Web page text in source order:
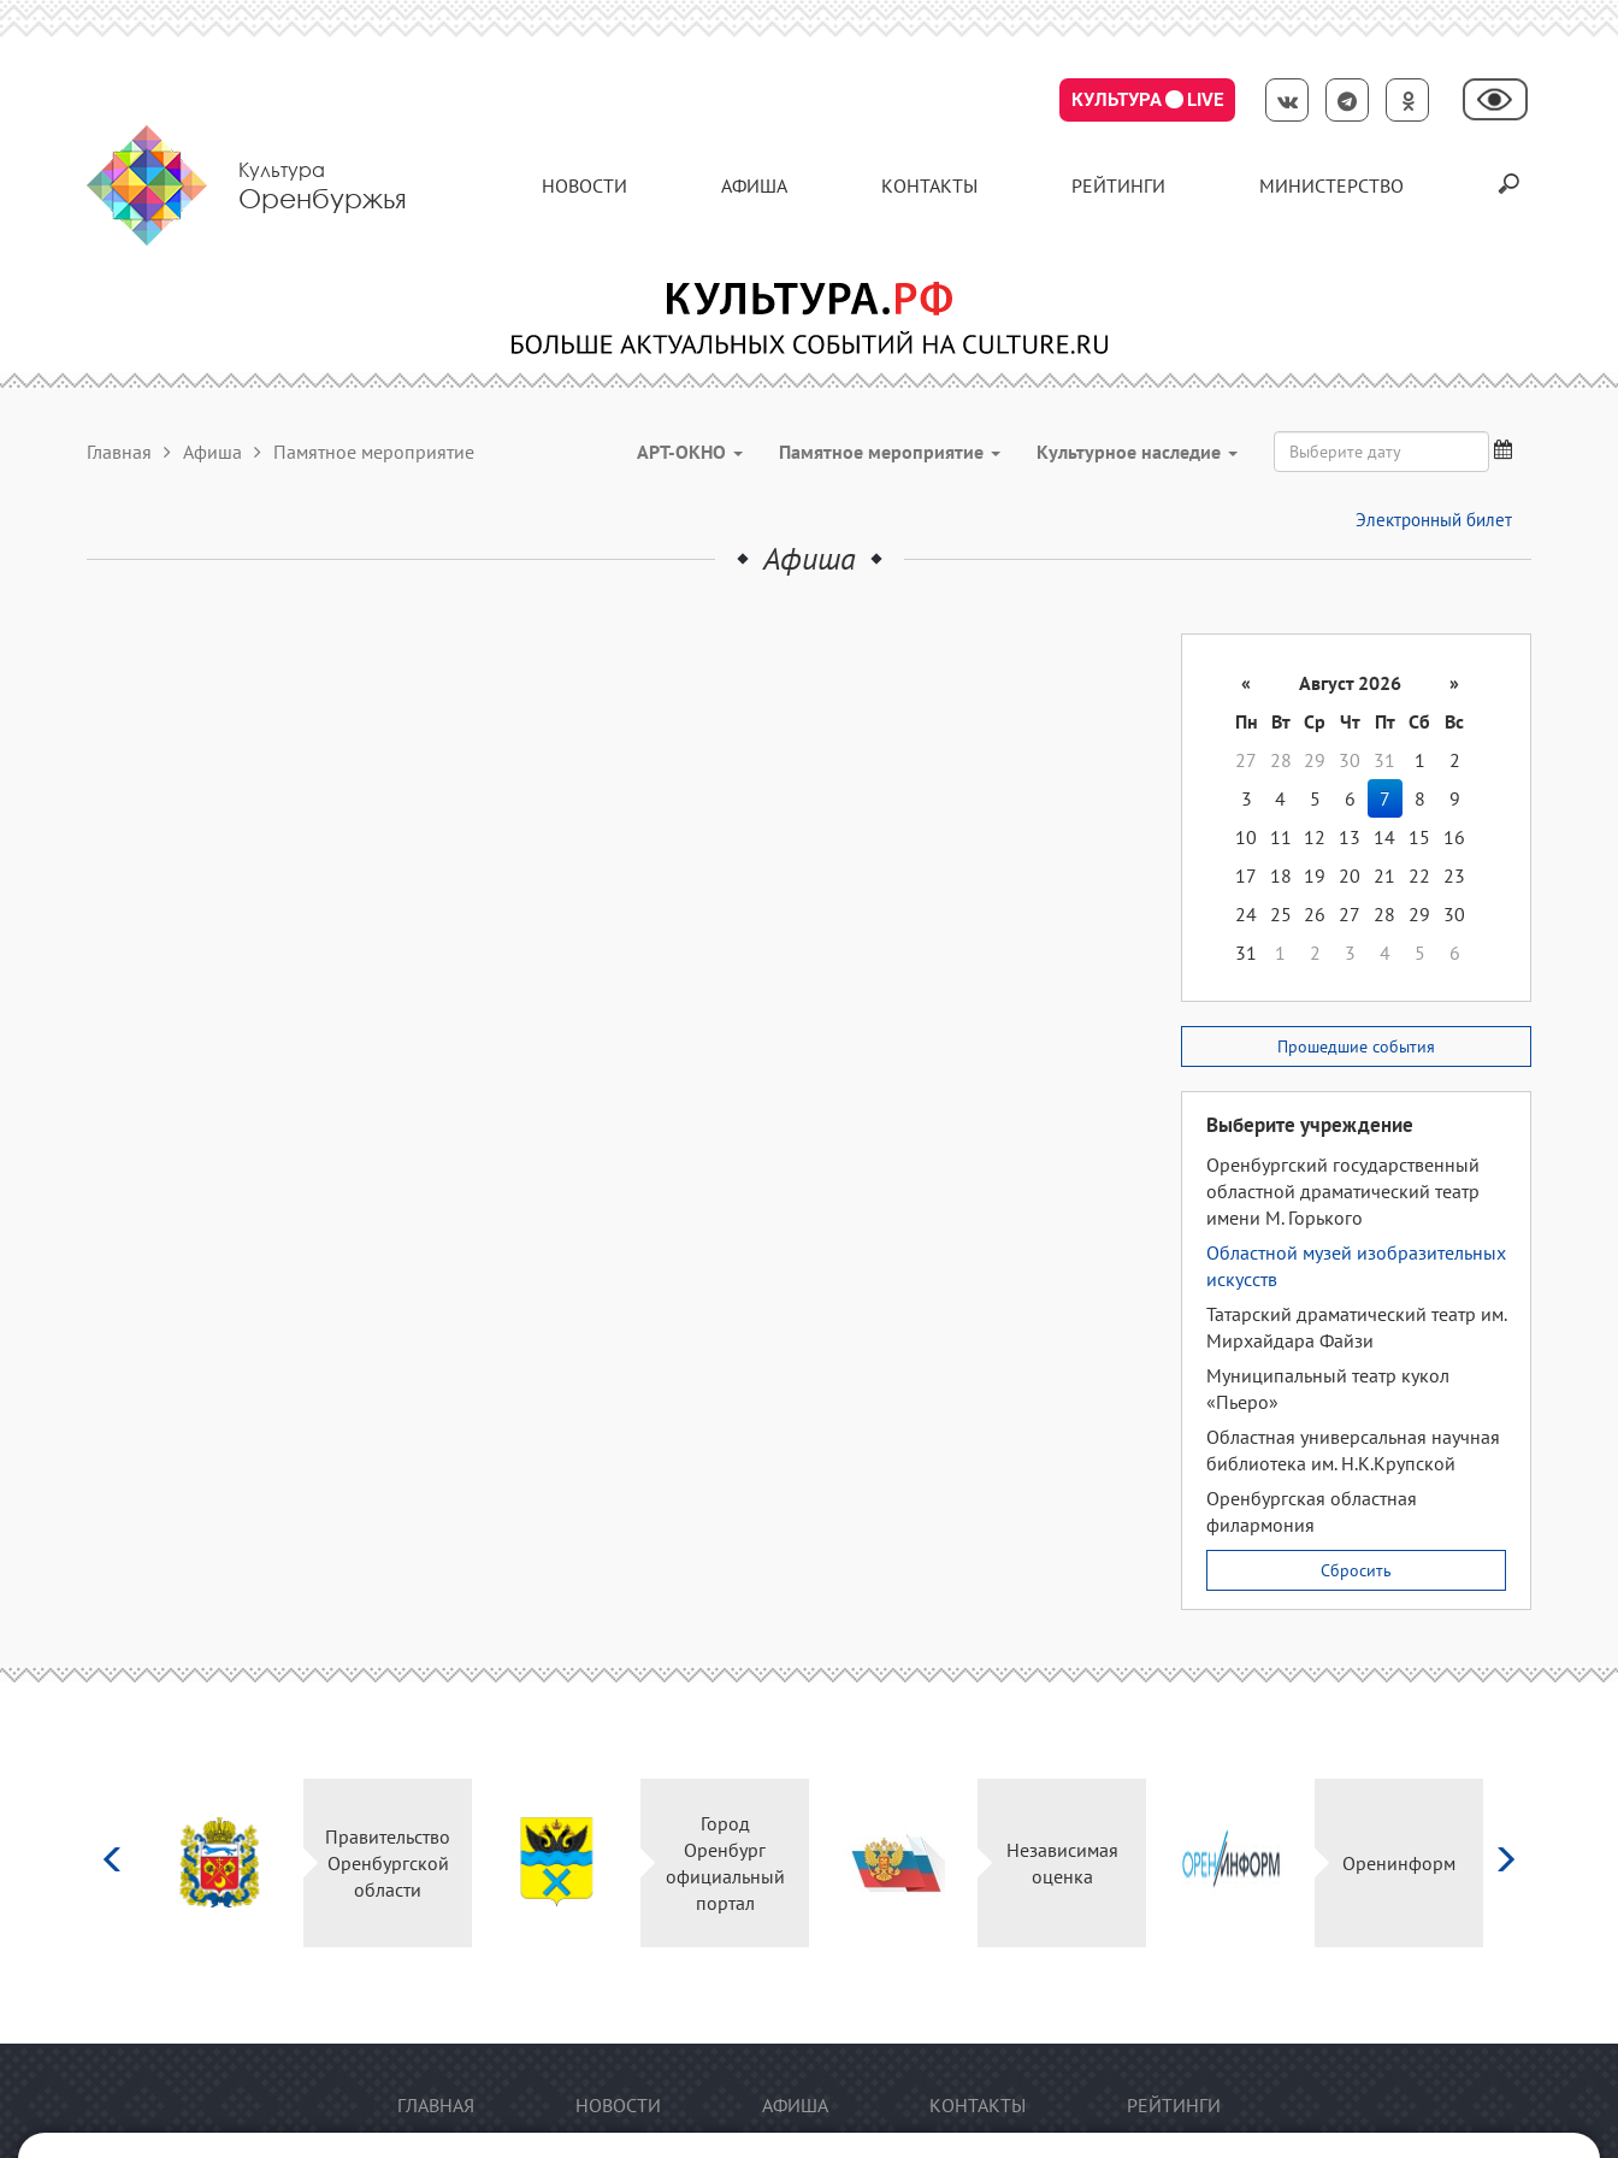
КУЛЬТУРА LIVE
Культура
Оренбуржья НОВОСТИ АФИША КОНТАКТЫ РЕЙТИНГИ МИНИСТЕРСТВО
Главная Афиша Памятное мероприятие АРТ-ОКНО Памятное мероприятие Культурное наследие
Электронный билет
Афиша
« Август 2026
»
Пн
Вт Ср Чт Пт Сб
Вс
27
28 29 30 31 1
2
3
4 5 6 7 8
9
10
11 12 13 14 15
16
17
18 19 20 21 22
23
24 25 26 27 28 29
30
31
1 2 3 4 5 6
Прошедшие события
Выберите учреждение
Оренбургский государственный
областной драматический театр
имени М. Горького
Областной музей изобразительных
искусств
Татарский драматический театр им.
Мирхайдара Файзи
Муниципальный театр кукол
«Пьеро»
Областная универсальная научная
библиотека им. Н.К.Крупской
Оренбургская областная
филармония
Сбросить
Правительство
Оренбургской
области
Город
Оренбург
официальный
портал
Независимая
оценка
Оренинформ
ГЛАВНАЯ НОВОСТИ АФИША КОНТАКТЫ РЕЙТИНГИ